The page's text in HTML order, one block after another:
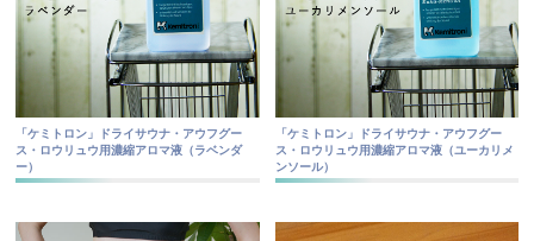
「ケミトロン」ドライサウナ・アウフグー
ス・ロウリュウ用濃縮アロマ液（ラベンダ
ー）
「ケミトロン」ドライサウナ・アウフグー
ス・ロウリュウ用濃縮アロマ液（ユーカリメ
ンソール）